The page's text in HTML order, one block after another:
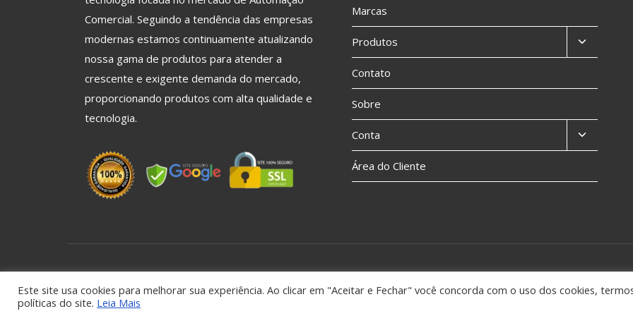
Comercial. Seguindo a tendência das empresas
modernas estamos continuamente atualizando
nossa gama de produtos para atender a
crescente e exigente demanda do mercado,
proporcionando produtos com alta qualidade e
tecnologia.
Marcas
Produtos
Contato
Sobre
Conta
Área do Cliente
Este site usa cookies para melhorar sua experiência. Ao clicar em "Aceitar e Fechar" você concorda com o uso dos cookies,
políticas do site. Leia Mais